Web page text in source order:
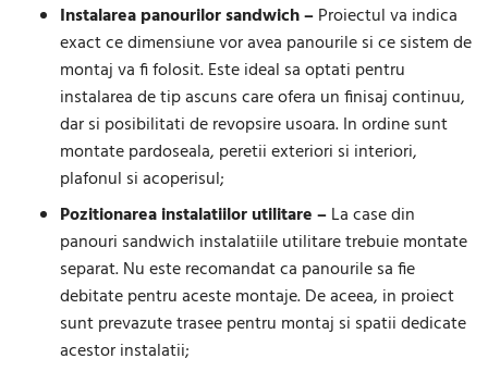
Instalarea panourilor sandwich –Proiectul va indica
exact ce dimensiune vor avea panourile si ce sistem de
montaj va fi folosit. Este ideal sa optati pentru
instalarea de tip ascuns care ofera un finisaj continuu,
dar si posibilitati de revopsire usoara. In ordine sunt
montate pardoseala, peretii exteriori si interiori,
plafonul si acoperisul;
Pozitionarea instalatiilor utilitare –La case din
panouri sandwich instalatiile utilitare trebuie montate
separat. Nu este recomandat ca panourile sa fie
debitate pentru aceste montaje. De aceea, in proiect
sunt prevazute trasee pentru montaj si spatii dedicate
acestor instalatii;